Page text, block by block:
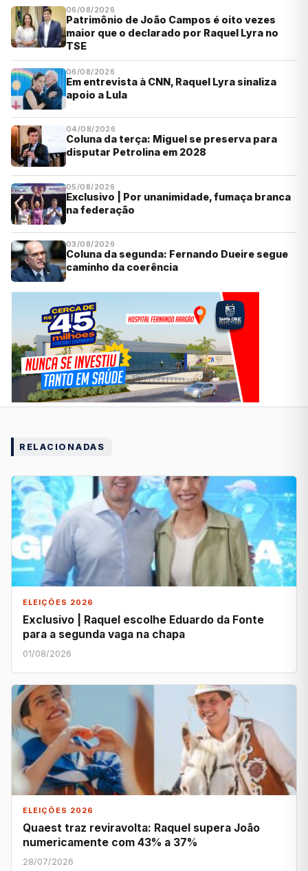
06/08/2026
Patrimônio de João Campos é oito vezes
maior que o declarado por Raquel Lyra no
TSE
06/08/2026
Em entrevista à CNN, Raquel Lyra sinaliza
apoio a Lula
04/08/2026
Coluna da terça: Miguel se preserva para
disputar Petrolina em 2028
05/08/2026
Exclusivo | Por unanimidade, fumaça branca
na federação
03/08/2026
Coluna da segunda: Fernando Dueire segue
caminho da coerência
RELACIONADAS
ELEIÇÕES 2026
Exclusivo | Raquel escolhe Eduardo da Fonte
para a segunda vaga na chapa
01/08/2026
ELEIÇÕES 2026
Quaest traz reviravolta: Raquel supera João
numericamente com 43% a 37%
28/07/2026